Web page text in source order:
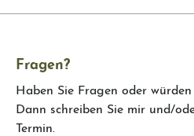
Fragen?
Haben Sie Fragen oder
Dann schreiben Sie mir und/
Termin.